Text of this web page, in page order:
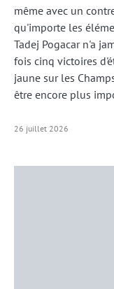
même avec un
qu'importe les
Tadej Pogacar n'a
fois cinq victoires
jaune sur les
être encore plus
26 juillet 2026